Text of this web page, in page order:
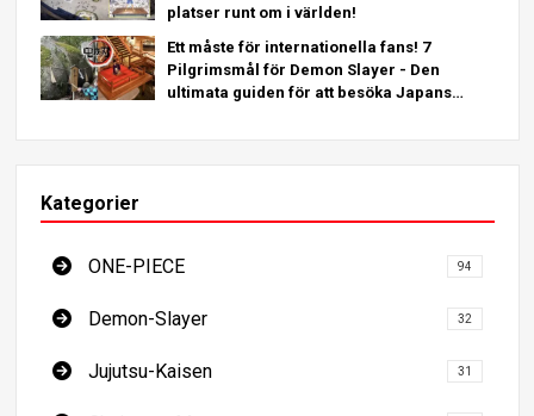
platser runt om i världen!
Ett måste för internationella fans! 7
Pilgrimsmål för Demon Slayer - Den
ultimata guiden för att besöka Japans
Kategorier
ONE-PIECE 94
Demon-Slayer 32
Jujutsu-Kaisen 31